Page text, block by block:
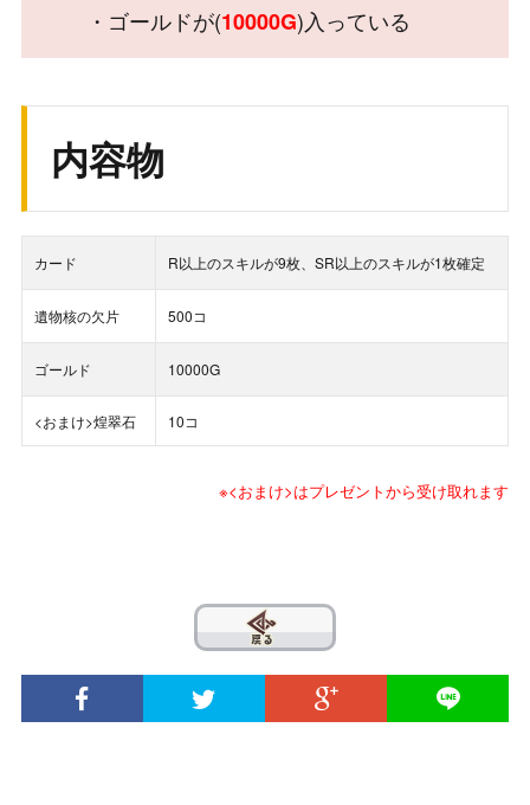
・ゴールドが(10000G)入っている
内容物
カード R以上のスキルが9枚、SR以上のスキルが1枚確定
遺物核の欠片 500コ
ゴールド 10000G
<おまけ>煌翠石 10コ
※<おまけ>はプレゼントから受け取れます